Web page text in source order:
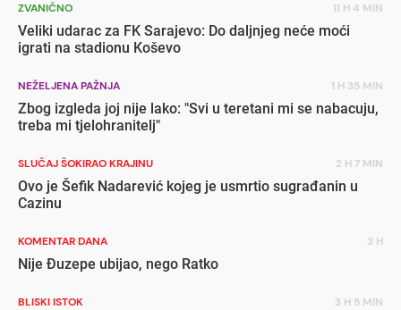
ZVANIČNO 11 H 4 MIN
Veliki udarac za FK Sarajevo: Do daljnjeg neće moći
igrati na stadionu Koševo
NEŽELJENA PAŽNJA 1 H 35 MIN
Zbog izgleda joj nije lako: "Svi u teretani mi se nabacuju,
treba mi tjelohranitelj"
SLUČAJ ŠOKIRAO KRAJINU 2 H 7 MIN
Ovo je Šefik Nadarević kojeg je usmrtio sugrađanin u
Cazinu
KOMENTAR DANA 3 H
Nije Đuzepe ubijao, nego Ratko
BLISKI ISTOK 3 H 5 MIN